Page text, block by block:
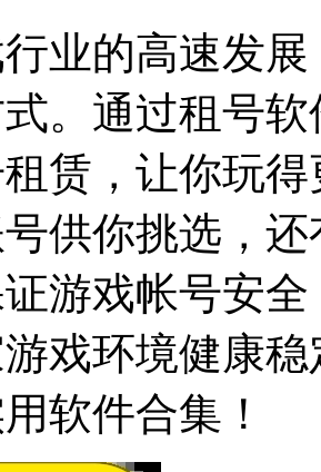
业的高速发
。通过租号
赁，让你玩
供你挑选，
游戏帐号安
戏环境健康
软件合集！